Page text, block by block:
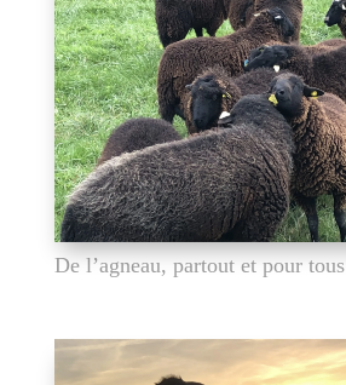
De l’agneau, partout et pour tous